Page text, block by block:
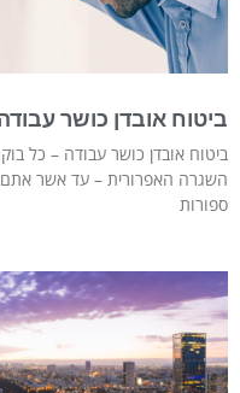
ביטוח אובדן כושר
ביטוח אובדן כושר עבודה – כל
השגרה האפרורית – עד אשר אתם
ספורות